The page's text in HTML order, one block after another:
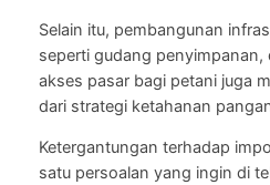
Selain itu, pembangunan
seperti gudang
akses pasar bagi petani juga
dari strategi ketahanan
Ketergantungan terhadap
satu persoalan yang ingin di